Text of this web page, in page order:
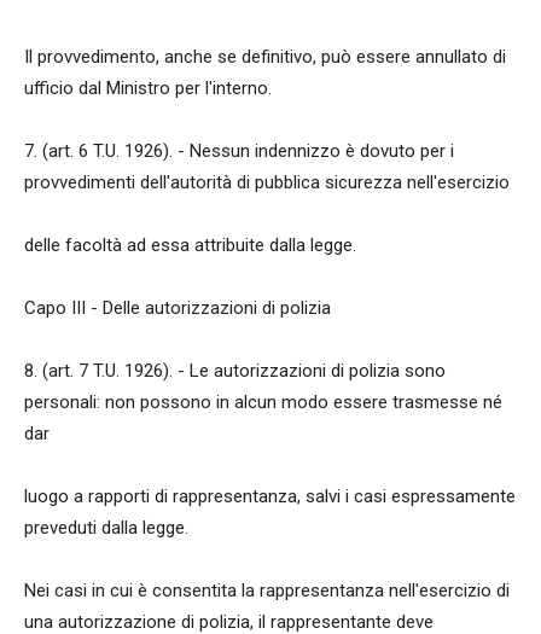
Il provvedimento, anche se definitivo, può essere annullato di
ufficio dal Ministro per l'interno.
7. (art. 6 T.U. 1926). - Nessun indennizzo è dovuto per i
provvedimenti dell'autorità di pubblica sicurezza nell'esercizio
delle facoltà ad essa attribuite dalla legge.
Capo III - Delle autorizzazioni di polizia
8. (art. 7 T.U. 1926). - Le autorizzazioni di polizia sono
personali: non possono in alcun modo essere trasmesse né
dar
luogo a rapporti di rappresentanza, salvi i casi espressamente
preveduti dalla legge.
Nei casi in cui è consentita la rappresentanza nell'esercizio di
una autorizzazione di polizia, il rappresentante deve